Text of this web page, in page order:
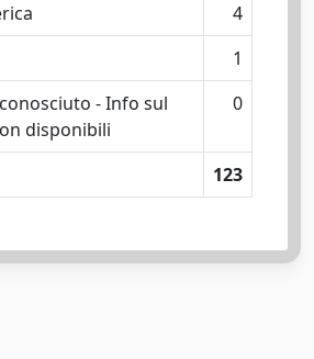
4
1
- Info sul
disponibili
0
123